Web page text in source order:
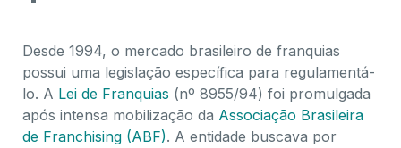
Desde 1994, o mercado brasileiro de franquias
possui uma legislação específica para regulamentá-
lo. A Lei de Franquias (nº 8955/94) foi promulgada
após intensa mobilização da Associação Brasileira
de Franchising (ABF). A entidade buscava por